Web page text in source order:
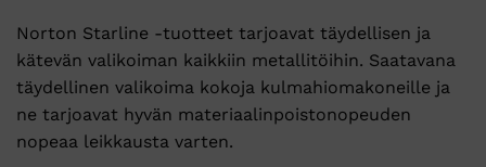
Norton Starline -tuotteet tarjoavat täydellisen ja
kätevän valikoiman kaikkiin metallitöihin. Saatavana
täydellinen valikoima kokoja kulmahiomakoneille ja
ne tarjoavat hyvän materiaalinpoistonopeuden
nopeaa leikkausta varten.